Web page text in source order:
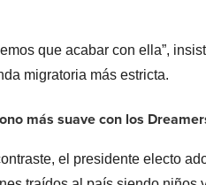
que acabar con ella”,
migratoria más estricta.
más suave con los
el presidente electo